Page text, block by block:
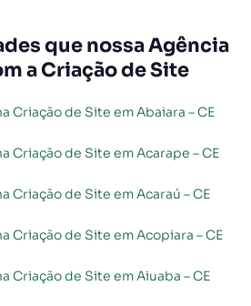
que nossa Agência
a Criação de Site
Criação de Site em Abaiara – CE
Criação de Site em Acarape – CE
Criação de Site em Acaraú – CE
Criação de Site em Acopiara – CE
Criação de Site em Aiuaba – CE